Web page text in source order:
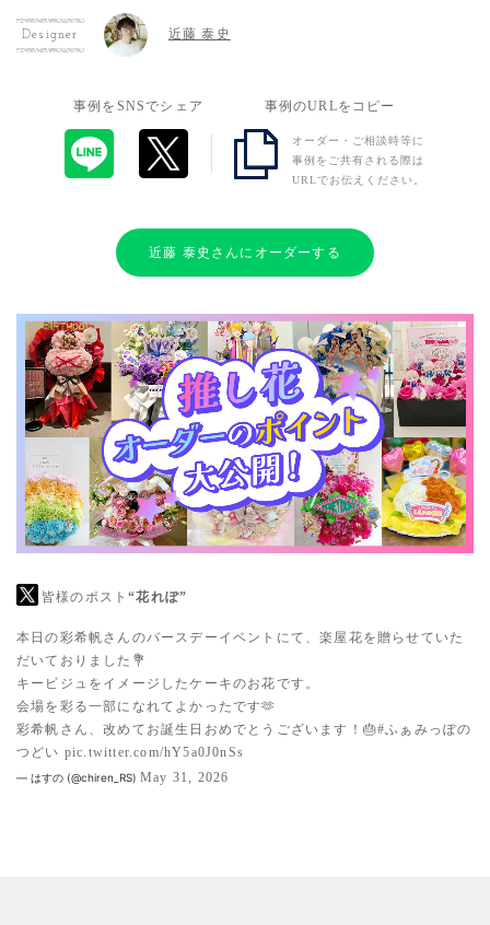
Designer 近藤 泰史
事例をSNSでシェア 事例のURLをコピー
オーダー・ご相談時等に
事例をご共有される際は
URLでお伝えください。
近藤 泰史さんにオーダーする
皆様のポスト“花れぽ”
本日の彩希帆さんのバースデーイベントにて、楽屋花を贈らせていた
だいておりました💐
キービジュをイメージしたケーキのお花です。
会場を彩る一部になれてよかったです🫶
彩希帆さん、改めてお誕生日おめでとうございます！🎂#ふぁみっぽの
つどい pic.twitter.com/hY5a0J0nSs
— はすの (@chiren_RS) May 31, 2026